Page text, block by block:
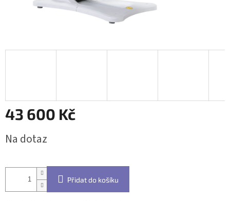
43 600 Kč
cena:
Na dotaz
Přidat do košíku